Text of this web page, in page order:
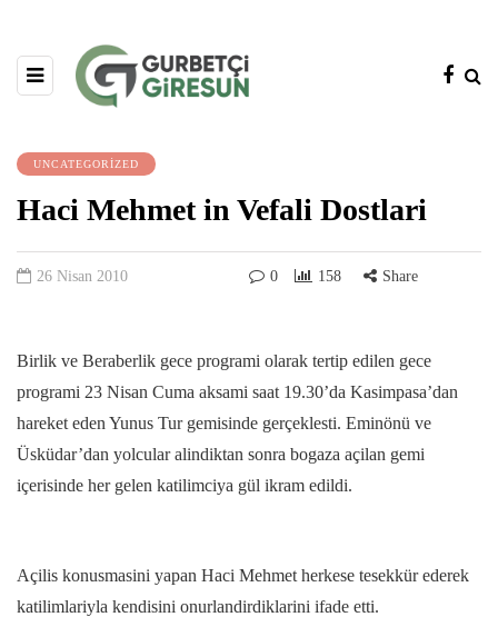
UNCATEGORIZED
Haci Mehmet in Vefali Dostlari
26 Nisan 2010 0 158 Share
Birlik ve Beraberlik gece programi olarak tertip edilen gece
programi 23 Nisan Cuma aksami saat 19.30’da Kasimpasa’dan
hareket eden Yunus Tur gemisinde gerçeklesti. Eminönü ve
Üsküdar’dan yolcular alindiktan sonra bogaza açilan gemi
içerisinde her gelen katilimciya gül ikram edildi.
Açilis konusmasini yapan Haci Mehmet herkese tesekkür ederek
katilimlariyla kendisini onurlandirdiklarini ifade etti.